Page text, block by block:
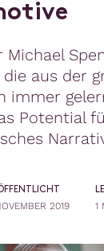
otive
Michael
aus der
immer
Potential
2019 1